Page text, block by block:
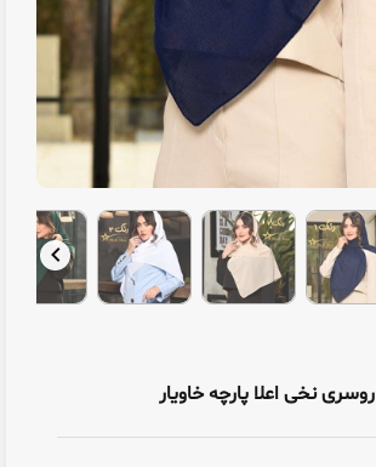
روسری نخی اعلا پارچه خاویار